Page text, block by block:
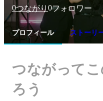
0つながり 0フォロワー
プロフィール ストーリ
つながって
ろう